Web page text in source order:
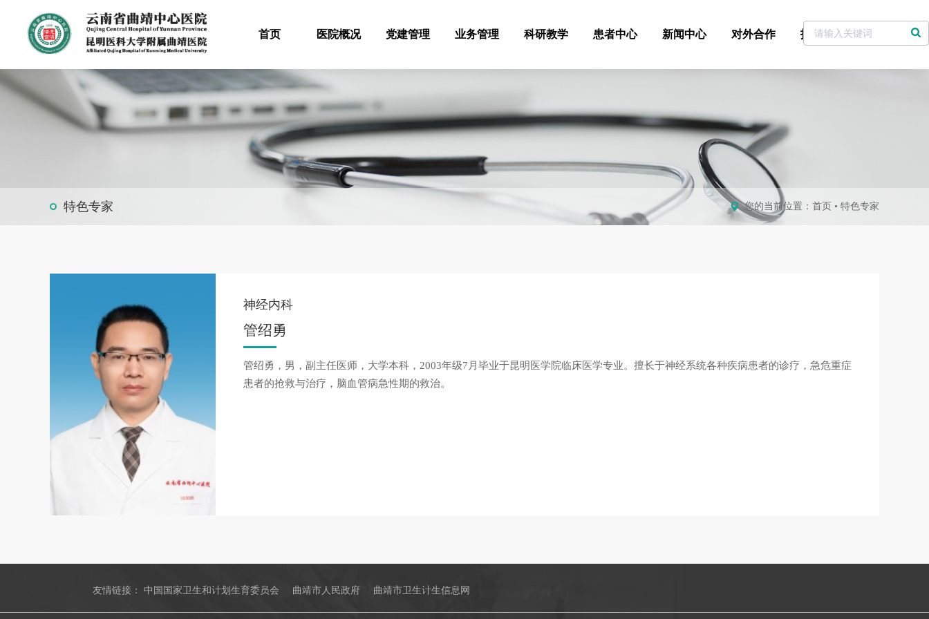
首页 医院概况 党建管理 业务管理 科研教学 患者中心 新闻中心 对外合作 招标采购 党委书记信箱
特色专家 您的当前位置： 首页 • 特色专家
神经内科
管绍勇
管绍勇，男，副主任医师，大学本科，2003年级7月毕业于昆明医学院临床医学专业。擅长于神经系统各种疾病患者的诊疗，急危重症
患者的抢救与治疗，脑血管病急性期的救治。
友情链接：中国国家卫生和计划生育委员会 曲靖市人民政府 曲靖市卫生计生信息网